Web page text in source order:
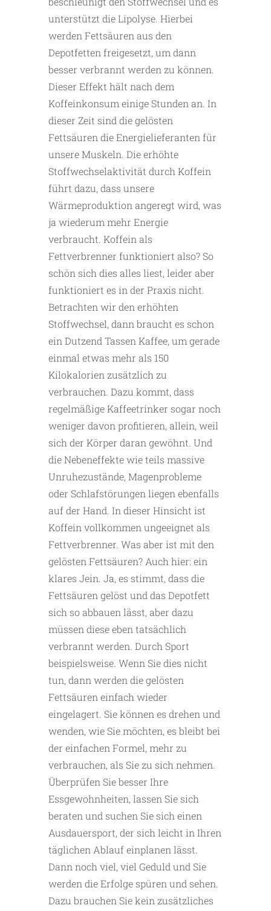
unterstützt die Lipolyse. Hierbei
werden Fettsäuren aus den
Depotfetten freigesetzt, um dann
besser verbrannt werden zu können.
Dieser Effekt hält nach dem
Koffeinkonsum einige Stunden an. In
dieser Zeit sind die gelösten
Fettsäuren die Energielieferanten für
unsere Muskeln. Die erhöhte
Stoffwechselaktivität durch Koffein
führt dazu, dass unsere
Wärmeproduktion angeregt wird, was
ja wiederum mehr Energie
verbraucht. Koffein als
Fettverbrenner funktioniert also? So
schön sich dies alles liest, leider aber
funktioniert es in der Praxis nicht.
Betrachten wir den erhöhten
Stoffwechsel, dann braucht es schon
ein Dutzend Tassen Kaffee, um gerade
einmal etwas mehr als 150
Kilokalorien zusätzlich zu
verbrauchen. Dazu kommt, dass
regelmäßige Kaffeetrinker sogar noch
weniger davon profitieren, allein, weil
sich der Körper daran gewöhnt. Und
die Nebeneffekte wie teils massive
Unruhezustände, Magenprobleme
oder Schlafstörungen liegen ebenfalls
auf der Hand. In dieser Hinsicht ist
Koffein vollkommen ungeeignet als
Fettverbrenner. Was aber ist mit den
gelösten Fettsäuren? Auch hier: ein
klares Jein. Ja, es stimmt, dass die
Fettsäuren gelöst und das Depotfett
sich so abbauen lässt, aber dazu
müssen diese eben tatsächlich
verbrannt werden. Durch Sport
beispielsweise. Wenn Sie dies nicht
tun, dann werden die gelösten
Fettsäuren einfach wieder
eingelagert. Sie können es drehen und
wenden, wie Sie möchten, es bleibt bei
der einfachen Formel, mehr zu
verbrauchen, als Sie zu sich nehmen.
Überprüfen Sie besser Ihre
Essgewohnheiten, lassen Sie sich
beraten und suchen Sie sich einen
Ausdauersport, der sich leicht in Ihren
täglichen Ablauf einplanen lässt.
Dann noch viel, viel Geduld und Sie
werden die Erfolge spüren und sehen.
Dazu brauchen Sie kein zusätzliches